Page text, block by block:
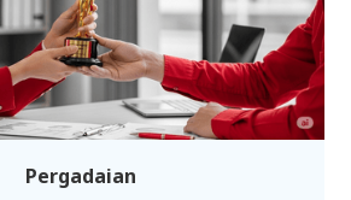
Pergadaian